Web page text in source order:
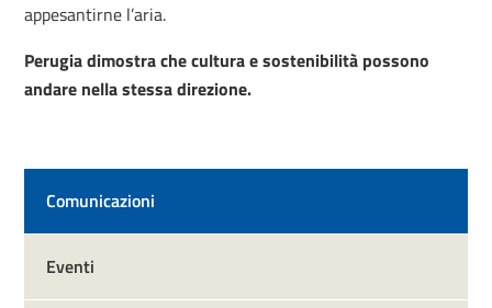
appesantirne l’aria.
Perugia dimostra che cultura e sostenibilità possono
andare nella stessa direzione.
Comunicazioni
Eventi